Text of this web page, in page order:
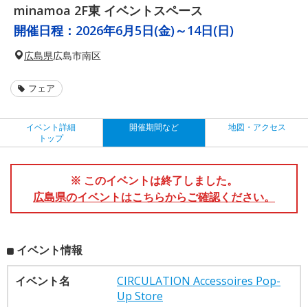
minamoa 2F東 イベントスペース
開催日程： 2026年6月5日(金)～14日(日)
広島県広島市南区
フェア
イベント詳細
トップ
開催期間など 地図・アクセス
※ このイベントは終了しました。
広島県のイベントはこちらからご確認ください。
イベント情報
イベント名
CIRCULATION Accessoires Pop-
Up Store